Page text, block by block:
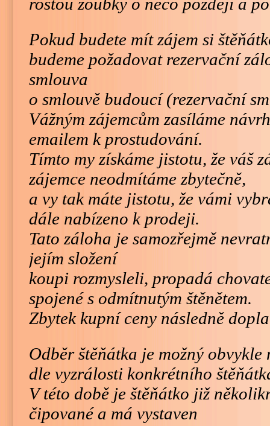
Pokud budete mít zájem si
budeme požadovat rezervační
smlouva
o smlouvě budoucí (rezervační
Vážným zájemcům zasíláme
emailem k prostudování.
Tímto my získáme jistotu, že váš
zájemce neodmítáme zbytečně,
a vy tak máte jistotu, že vámi
dále nabízeno k prodeji.
Tato záloha je samozřejmě
jejím složení
koupi rozmysleli, propadá
spojené s odmítnutým štěnětem.
Zbytek kupní ceny následně
Odběr štěňátka je možný obvykle
dle vyzrálosti konkrétního
V této době je štěňátko již
čipované a má vystaven